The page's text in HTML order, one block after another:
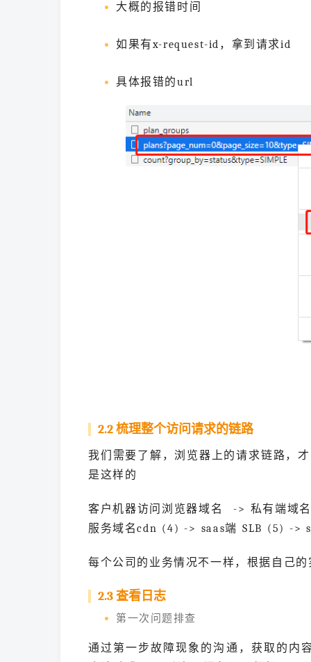
大概的报错时间
如果有x-request-id，拿到请求id
具体报错的url
2.2 梳理整个访问请求的链路
我们需要了解，浏览器上的请求链路，
是这样的
客户机器访问浏览器域名 -> 私有端域
服务域名cdn (4) -> saas端 SLB (5) ->
每个公司的业务情况不一样，根据自己
2.3 查看日志
第一次问题排查
通过第一步故障现象的沟通，获取的内